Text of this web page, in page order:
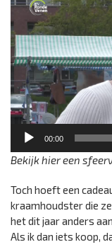
00:00
Bekijk hier een
Toch hoeft een
kraamhoudster die
het dit jaar anders
Als ik dan iets koop,